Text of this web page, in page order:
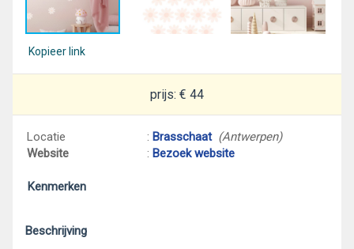
Kopieer link
prijs: € 44
Locatie : Brasschaat (Antwerpen)
Website
: Bezoek website
Kenmerken
Beschrijving